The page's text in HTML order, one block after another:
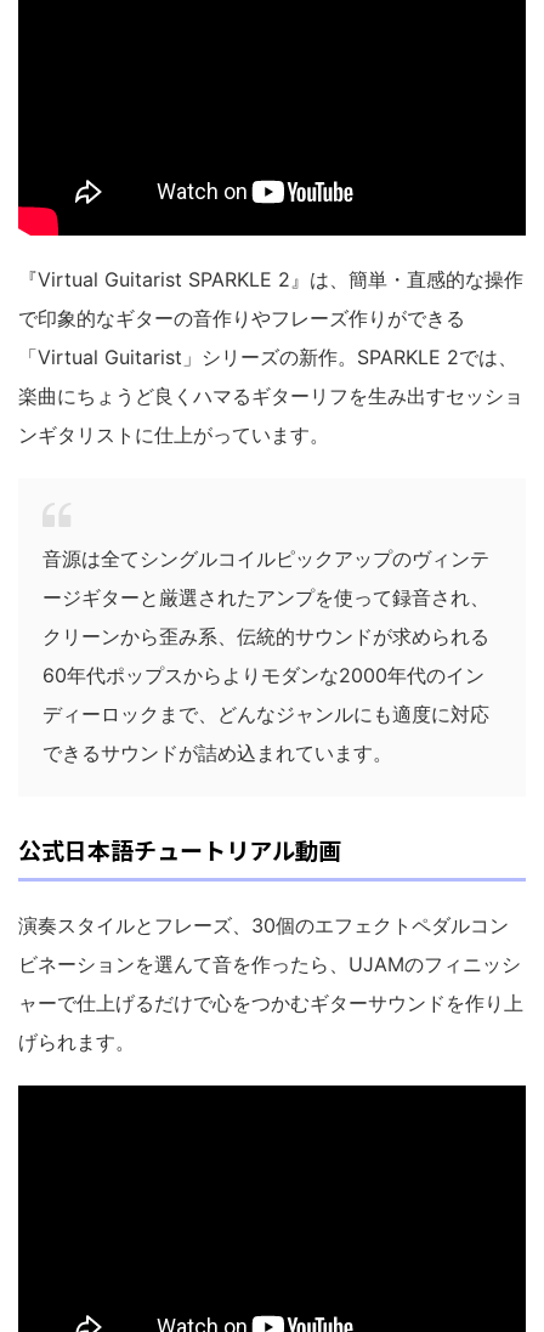
『Virtual Guitarist SPARKLE 2』は、簡単・直感的な操作
で印象的なギターの音作りやフレーズ作りができる
「Virtual Guitarist」シリーズの新作。SPARKLE 2では、
楽曲にちょうど良くハマるギターリフを生み出すセッショ
ンギタリストに仕上がっています。
音源は全てシングルコイルピックアップのヴィンテ
ージギターと厳選されたアンプを使って録音され、
クリーンから歪み系、伝統的サウンドが求められる
60年代ポップスからよりモダンな2000年代のイン
ディーロックまで、どんなジャンルにも適度に対応
できるサウンドが詰め込まれています。
公式日本語チュートリアル動画
演奏スタイルとフレーズ、30個のエフェクトペダルコン
ビネーションを選んて音を作ったら、UJAMのフィニッシ
ャーで仕上げるだけで心をつかむギターサウンドを作り上
げられます。